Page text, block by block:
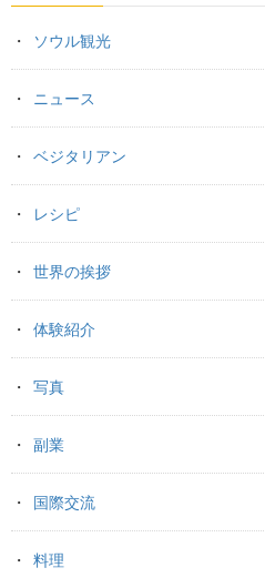
ソウル観光
ニュース
ベジタリアン
レシピ
世界の挨拶
体験紹介
写真
副業
国際交流
料理